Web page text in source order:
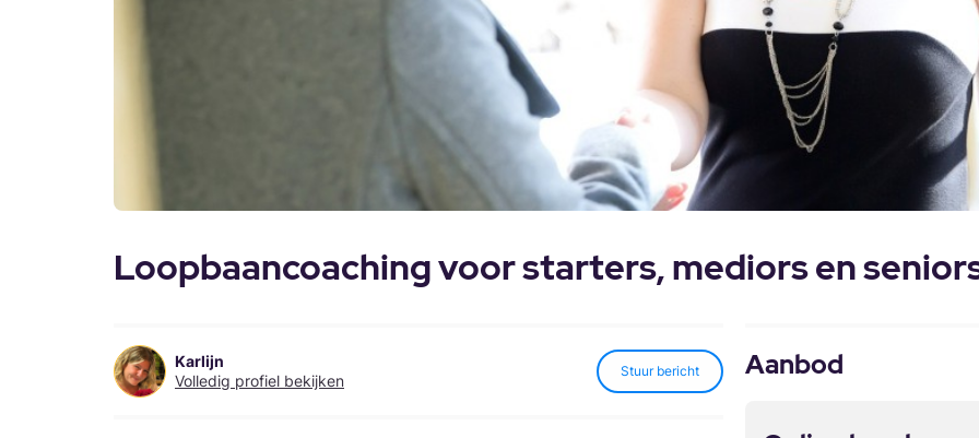
Loopbaancoaching voor starters, mediors en
Karlijn
Volledig profiel bekijken
Stuur bericht Aanbod